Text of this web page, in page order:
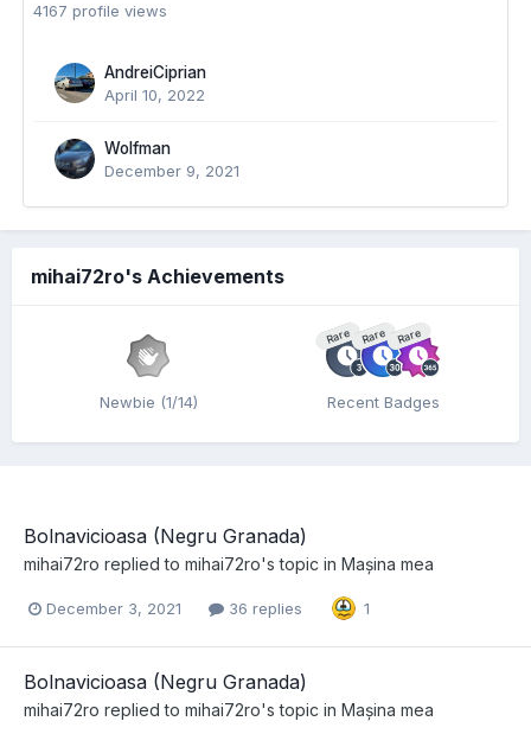
4167 profile views
AndreiCiprian
April 10, 2022
Wolfman
December 9, 2021
mihai72ro's Achievements
Newbie (1/14)
Rare Rare Rare
Recent Badges
Bolnavicioasa (Negru Granada)
mihai72ro replied to mihai72ro's topic in Mașina mea
December 3, 2021 36 replies 1
Bolnavicioasa (Negru Granada)
mihai72ro replied to mihai72ro's topic in Mașina mea